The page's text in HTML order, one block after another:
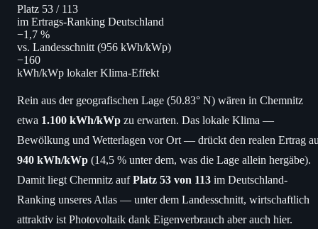
Platz 53 / 113
im Ertrags-Ranking Deutschland
−1,7 %
vs. Landesschnitt (956 kWh/kWp)
−160
kWh/kWp lokaler Klima-Effekt
Rein aus der geografischen Lage (50.83° N) wären in Chemnitz
etwa 1.100 kWh/kWp zu erwarten. Das lokale Klima —
Bewölkung und Wetterlagen vor Ort — drückt den realen Ertrag
940 kWh/kWp (14,5 % unter dem, was die Lage allein hergäbe).
Damit liegt Chemnitz aufPlatz 53 von 113 im Deutschland-
Ranking unseres Atlas — unter dem Landesschnitt, wirtschaftlich
attraktiv ist Photovoltaik dank Eigenverbrauch aber auch hier.